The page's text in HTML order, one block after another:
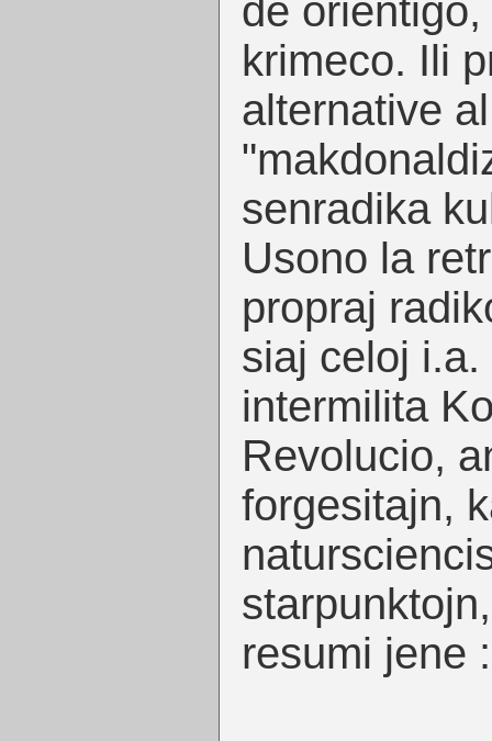
de
krimeco. Ili
alternative
senradika
Usono la
propraj
siaj celoj
intermilita
Revolucio,
forgesitajn,
resumi jene :